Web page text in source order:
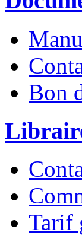
Bon
Tarif